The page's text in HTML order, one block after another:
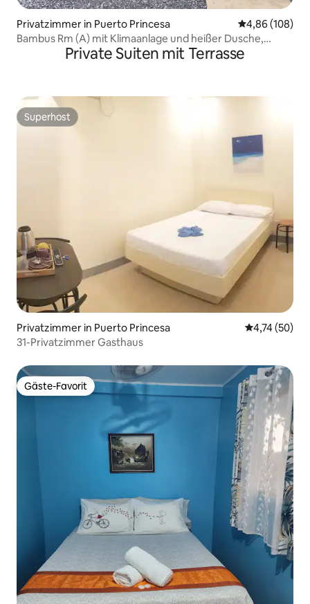
Privatzimmer in Puerto Princesa
4,86 (108)
Bambus Rm (A) mit Klimaanlage und heißer Dusche,
privater CRPrivate Suiten mit Terrasse
Superhost
Superhost
Privatzimmer in Puerto Princesa
4,74 (50)
31-Privatzimmer Gasthaus
Gäste-Favorit
Gäste-Favorit